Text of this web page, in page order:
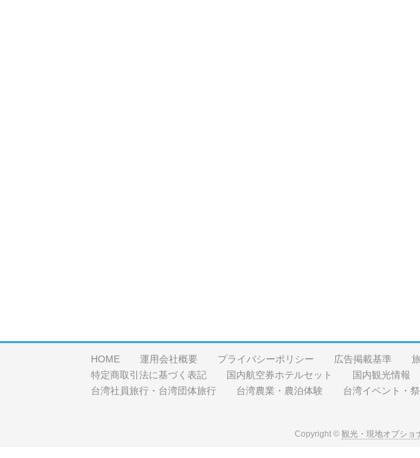
HOME 運用会社概要 プライバシーポリシー 広告掲載基準
特定商取引法に基づく表記
国内航空券ホテルセット 国内観光情報
台湾社員旅行・台湾団体旅行
台湾農業・農泊体験 台湾イベント・祭
Copyright © 観光・現地オプショ